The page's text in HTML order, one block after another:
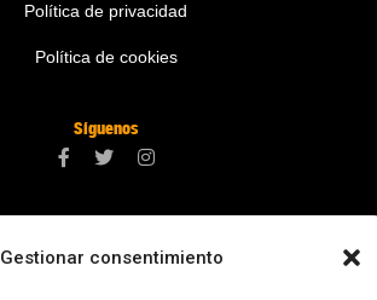
Gestionar consentimiento
Política de privacidad
Política de cookies
Síguenos
digital@zonawind.com